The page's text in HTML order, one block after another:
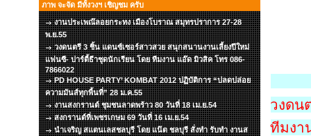
ภาพ จะจัด มีทั้งวงฯ เชิญชม ครับ
งานประเพณ๊ลอยกระทง เมืองโบราณ สมุทรปราการ 27-28
พ.ย.55
วงดนตรี 3 ชิ้น แดนซ์เซอร์สาวสวย สนุกสนานงานเลี้ยงปีใหม่
แฟนซี- ปาร์ตี้ธีาชุดนักเรียน โดย ทีมงาน แอ๊ด มิวสิค โทร 086-
7866022
PD HOUSE PARTY’ KOMBAT 2012 ปฏิบัติการ “ปลดปล่อย
ความมันส์ทุกพื้นที่” 28 ม.ค.55
งานสงกรานต์ ชุมชนลาดพร้าว 80 วันที่ 18 เม.ย.54
สงกรานต์ที่เพชรเกษม 69 วันที่ 16 เม.ย.54
นำเจริญ สแตนเลสชลบุรี โดย แน๊ต ชลบุรี สั่งทำ รับทำ งานส
วงดน
ทีมงา